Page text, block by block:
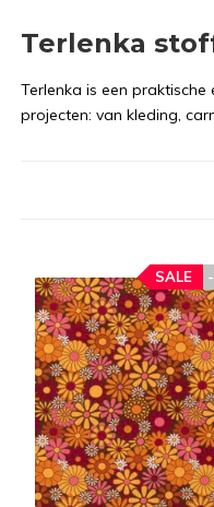
Terlenka
Terlenka is een
projecten: van kleding,
SALE